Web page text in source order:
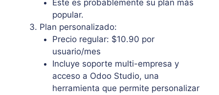
Este es probablemente su plan más
popular.
Plan personalizado:
Precio regular: $10.90 por
usuario/mes
Incluye soporte multi-empresa y
acceso a Odoo Studio, una
herramienta que permite personalizar